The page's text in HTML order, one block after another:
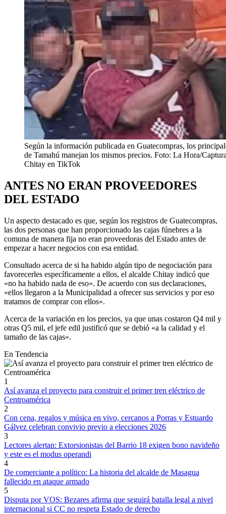
Según la información publicada en Guatecompras, los
de Tamahú manejan los mismos precios. Foto: La Hora/
Chitay en TikTok
ANTES NO ERAN PROVEEDORES
DEL ESTADO
Un aspecto destacado es que, según los registros de Guatecompras,
las dos personas que han proporcionado las cajas fúnebres a la
comuna de manera fija no eran proveedoras del Estado antes de
empezar a hacer negocios con esa entidad.
Consultado acerca de si ha habido algún tipo de negociación para
favorecerles específicamente a ellos, el alcalde Chitay indicó que
«no ha habido nada de eso». De acuerdo con sus declaraciones,
«ellos llegaron a la Municipalidad a ofrecer sus servicios y por eso
tratamos de comprar con ellos».
Acerca de la variación en los precios, ya que unas costaron Q4 mil y
otras Q5 mil, el jefe edil justificó que se debió «a la calidad y el
tamaño de las cajas».
En Tendencia
1
Así avanza el proyecto para construir el primer tren eléctrico de
Centroamérica
2
Con cena, regalos y música en vivo, cercanos a Porras y Estuardo
Gálvez celebran convivio previo a elecciones 2026
3
Lectores alertan: Extorsionistas del Barrio 18 exigen bono navideño
y este es el modus operandi
4
De comerciante a político: La historia del alcalde de Masagua
fallecido en ataque armado
5
Disputa por VOS: Bezares afirma que seguirá batalla legal a nivel
internacional si CC no respeta Estado de derecho